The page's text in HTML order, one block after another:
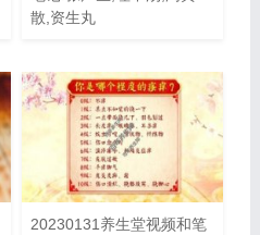
散,资生丸
20230131养生堂视频和笔